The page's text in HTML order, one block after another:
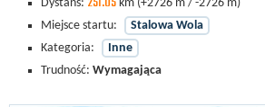
Dodaj
Dystans: km (+2726 m / -2726 m)
Miejsce startu:
Stalowa Wola
Kategoria:
Inne
Trudność: Wymagająca